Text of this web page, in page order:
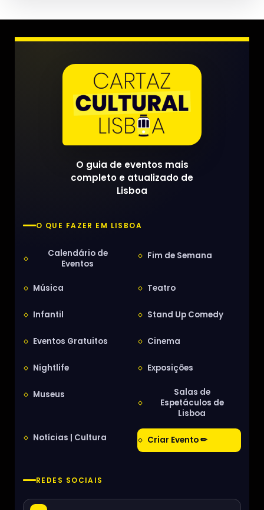
O guia de eventos mais
completo e atualizado de
Lisboa
O QUE FAZER EM LISBOA
Calendário de
Eventos
Fim de Semana
Música Teatro
Infantil Stand Up Comedy
Eventos Gratuitos Cinema
Nightlife Exposições
Museus
Salas de
Espetáculos de
Lisboa
Notícias | Cultura Criar Evento ✏
REDES SOCIAIS